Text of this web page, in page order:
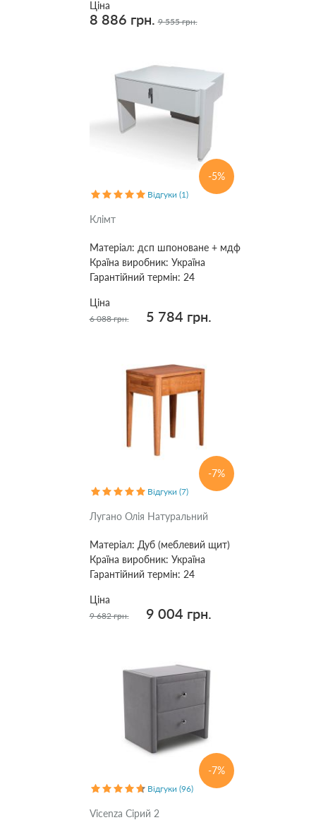
Ціна
8 886 грн. 9 555 грн.
-5%
Відгуки (1)
Клімт
Матеріал: дсп шпоноване + мдф
Країна виробник: Україна
Гарантійний термін: 24
Ціна
6 088 грн. 5 784 грн.
-7%
Відгуки (7)
Лугано Олія Натуральний
Матеріал: Дуб (меблевий щит)
Країна виробник: Україна
Гарантійний термін: 24
Ціна
9 682 грн. 9 004 грн.
-7%
Відгуки (96)
Vicenza Сірий 2